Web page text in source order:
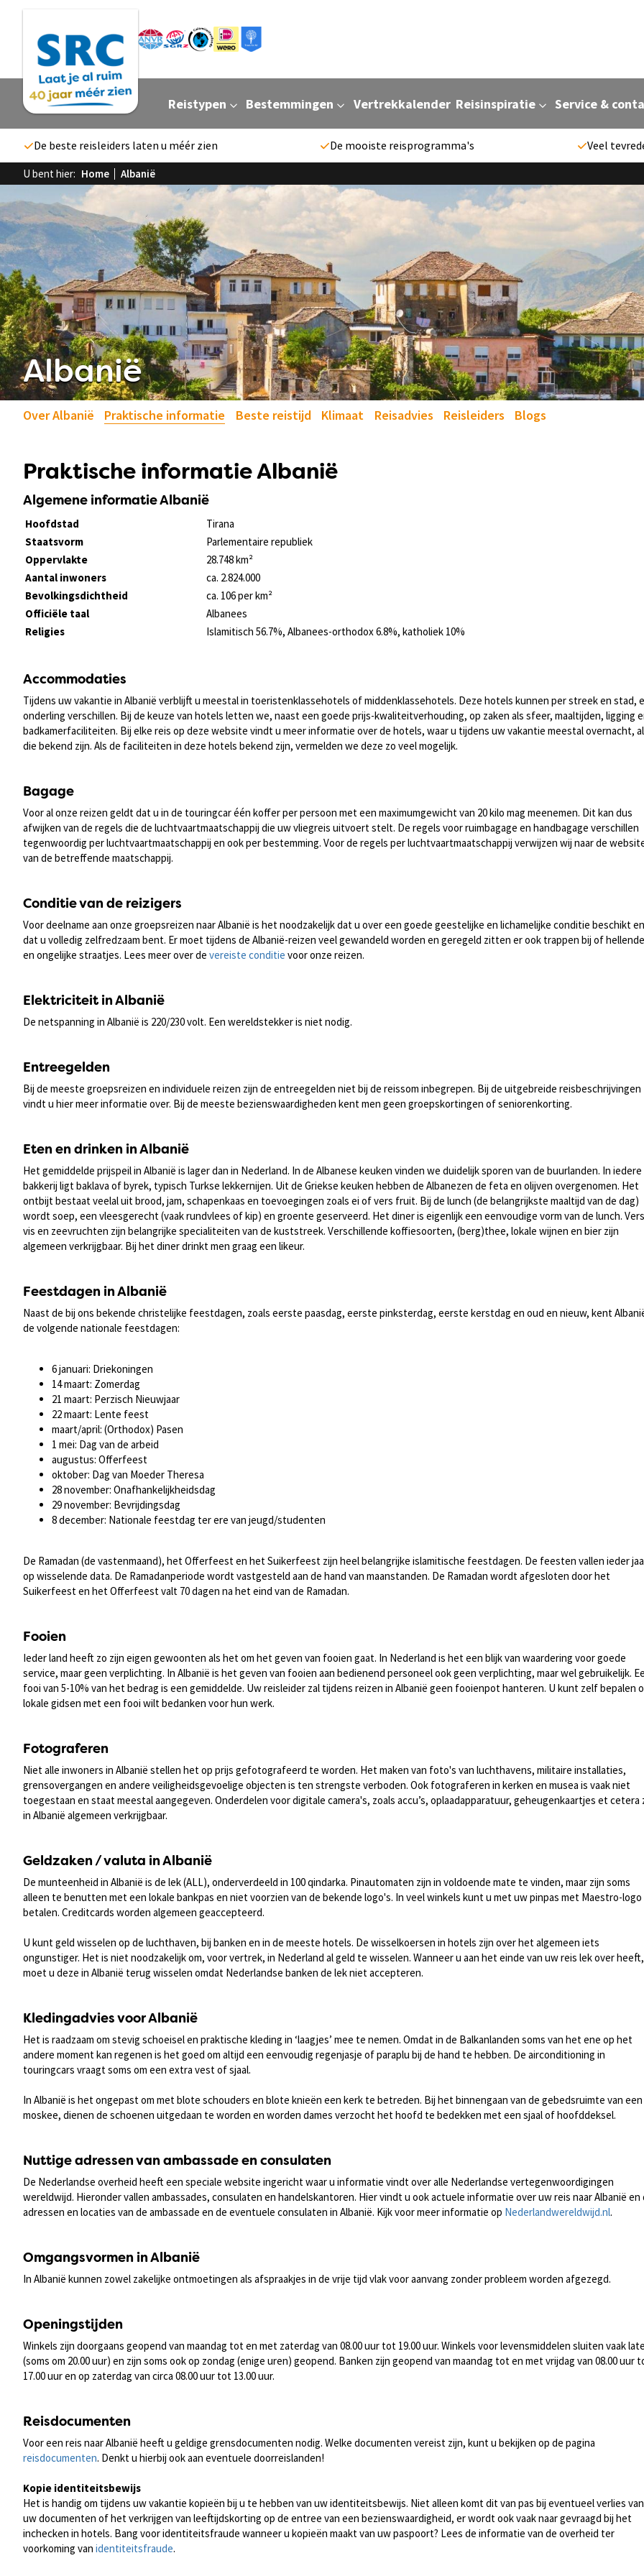
Reistypen Bestemmingen Vertrekkalender Reisinspiratie Service &
De beste reisleiders laten u méér zien De mooiste reisprogramma's Veel
U bent hier: Home Albanië
Albanië
Over Albanië Praktische informatie Beste reistijd Klimaat Reisadvies Reisleiders Blogs
Praktische informatie Albanië
Algemene informatie Albanië
Hoofdstad
Tirana
Staatsvorm
Parlementaire republiek
Oppervlakte
28.748 km²
Aantal inwoners
ca. 2.824.000
Bevolkingsdichtheid
ca. 106 per km²
Officiële taal
Albanees
Religies
Islamitisch 56.7%, Albanees-orthodox 6.8%, katholiek 10%
Accommodaties
Tijdens uw vakantie in Albanië verblijft u meestal in toeristenklassehotels of middenklassehotels. Deze hotels kunnen per streek en stad,
onderling verschillen. Bij de keuze van hotels letten we, naast een goede prijs-kwaliteitverhouding, op zaken als sfeer, maaltijden, ligging
badkamerfaciliteiten. Bij elke reis op deze website vindt u meer informatie over de hotels, waar u tijdens uw vakantie meestal overnacht,
die bekend zijn. Als de faciliteiten in deze hotels bekend zijn, vermelden we deze zo veel mogelijk.
Bagage
Voor al onze reizen geldt dat u in de touringcar één koffer per persoon met een maximumgewicht van 20 kilo mag meenemen. Dit kan dus
afwijken van de regels die de luchtvaartmaatschappij die uw vliegreis uitvoert stelt. De regels voor ruimbagage en handbagage verschillen
tegenwoordig per luchtvaartmaatschappij en ook per bestemming. Voor de regels per luchtvaartmaatschappij verwijzen wij naar de
van de betreffende maatschappij.
Conditie van de reizigers
Voor deelname aan onze groepsreizen naar Albanië is het noodzakelijk dat u over een goede geestelijke en lichamelijke conditie beschikt en
dat u volledig zelfredzaam bent. Er moet tijdens de Albanië-reizen veel gewandeld worden en geregeld zitten er ook trappen bij of hellende
en ongelijke straatjes. Lees meer over de vereiste conditie voor onze reizen.
Elektriciteit in Albanië
De netspanning in Albanië is 220/230 volt. Een wereldstekker is niet nodig.
Entreegelden
Bij de meeste groepsreizen en individuele reizen zijn de entreegelden niet bij de reissom inbegrepen. Bij de uitgebreide reisbeschrijvingen
vindt u hier meer informatie over. Bij de meeste bezienswaardigheden kent men geen groepskortingen of seniorenkorting.
Eten en drinken in Albanië
Het gemiddelde prijspeil in Albanië is lager dan in Nederland. In de Albanese keuken vinden we duidelijk sporen van de buurlanden. In iedere
bakkerij ligt baklava of byrek, typisch Turkse lekkernijen. Uit de Griekse keuken hebben de Albanezen de feta en olijven overgenomen. Het
ontbijt bestaat veelal uit brood, jam, schapenkaas en toevoegingen zoals ei of vers fruit. Bij de lunch (de belangrijkste maaltijd van de dag)
wordt soep, een vleesgerecht (vaak rundvlees of kip) en groente geserveerd. Het diner is eigenlijk een eenvoudige vorm van de lunch.
vis en zeevruchten zijn belangrijke specialiteiten van de kuststreek. Verschillende koffiesoorten, (berg)thee, lokale wijnen en bier zijn
algemeen verkrijgbaar. Bij het diner drinkt men graag een likeur.
Feestdagen in Albanië
Naast de bij ons bekende christelijke feestdagen, zoals eerste paasdag, eerste pinksterdag, eerste kerstdag en oud en nieuw, kent
de volgende nationale feestdagen:
6 januari: Driekoningen
14 maart: Zomerdag
21 maart: Perzisch Nieuwjaar
22 maart: Lente feest
maart/april: (Orthodox) Pasen
1 mei: Dag van de arbeid
augustus: Offerfeest
oktober: Dag van Moeder Theresa
28 november: Onafhankelijkheidsdag
29 november: Bevrijdingsdag
8 december: Nationale feestdag ter ere van jeugd/studenten
De Ramadan (de vastenmaand), het Offerfeest en het Suikerfeest zijn heel belangrijke islamitische feestdagen. De feesten vallen ieder
op wisselende data. De Ramadanperiode wordt vastgesteld aan de hand van maanstanden. De Ramadan wordt afgesloten door het
Suikerfeest en het Offerfeest valt 70 dagen na het eind van de Ramadan.
Fooien
Ieder land heeft zo zijn eigen gewoonten als het om het geven van fooien gaat. In Nederland is het een blijk van waardering voor goede
service, maar geen verplichting. In Albanië is het geven van fooien aan bedienend personeel ook geen verplichting, maar wel gebruikelijk.
fooi van 5-10% van het bedrag is een gemiddelde. Uw reisleider zal tijdens reizen in Albanië geen fooienpot hanteren. U kunt zelf bepalen
lokale gidsen met een fooi wilt bedanken voor hun werk.
Fotograferen
Niet alle inwoners in Albanië stellen het op prijs gefotografeerd te worden. Het maken van foto's van luchthavens, militaire installaties,
grensovergangen en andere veiligheidsgevoelige objecten is ten strengste verboden. Ook fotograferen in kerken en musea is vaak niet
toegestaan en staat meestal aangegeven. Onderdelen voor digitale camera's, zoals accu’s, oplaadapparatuur, geheugenkaartjes et cetera
in Albanië algemeen verkrijgbaar.
Geldzaken / valuta in Albanië
De munteenheid in Albanië is de lek (ALL), onderverdeeld in 100 qindarka. Pinautomaten zijn in voldoende mate te vinden, maar zijn soms
alleen te benutten met een lokale bankpas en niet voorzien van de bekende logo's. In veel winkels kunt u met uw pinpas met Maestro-logo
betalen. Creditcards worden algemeen geaccepteerd.
U kunt geld wisselen op de luchthaven, bij banken en in de meeste hotels. De wisselkoersen in hotels zijn over het algemeen iets
ongunstiger. Het is niet noodzakelijk om, voor vertrek, in Nederland al geld te wisselen. Wanneer u aan het einde van uw reis lek over heeft,
moet u deze in Albanië terug wisselen omdat Nederlandse banken de lek niet accepteren.
Kledingadvies voor Albanië
Het is raadzaam om stevig schoeisel en praktische kleding in ‘laagjes’ mee te nemen. Omdat in de Balkanlanden soms van het ene op het
andere moment kan regenen is het goed om altijd een eenvoudig regenjasje of paraplu bij de hand te hebben. De airconditioning in
touringcars vraagt soms om een extra vest of sjaal.
In Albanië is het ongepast om met blote schouders en blote knieën een kerk te betreden. Bij het binnengaan van de gebedsruimte van een
moskee, dienen de schoenen uitgedaan te worden en worden dames verzocht het hoofd te bedekken met een sjaal of hoofddeksel.
Nuttige adressen van ambassade en consulaten
De Nederlandse overheid heeft een speciale website ingericht waar u informatie vindt over alle Nederlandse vertegenwoordigingen
wereldwijd. Hieronder vallen ambassades, consulaten en handelskantoren. Hier vindt u ook actuele informatie over uw reis naar Albanië en
adressen en locaties van de ambassade en de eventuele consulaten in Albanië. Kijk voor meer informatie op Nederlandwereldwijd.nl.
Omgangsvormen in Albanië
In Albanië kunnen zowel zakelijke ontmoetingen als afspraakjes in de vrije tijd vlak voor aanvang zonder probleem worden afgezegd.
Openingstijden
Winkels zijn doorgaans geopend van maandag tot en met zaterdag van 08.00 uur tot 19.00 uur. Winkels voor levensmiddelen sluiten vaak
(soms om 20.00 uur) en zijn soms ook op zondag (enige uren) geopend. Banken zijn geopend van maandag tot en met vrijdag van 08.00 uur
17.00 uur en op zaterdag van circa 08.00 uur tot 13.00 uur.
Reisdocumenten
Voor een reis naar Albanië heeft u geldige grensdocumenten nodig. Welke documenten vereist zijn, kunt u bekijken op de pagina
reisdocumenten. Denkt u hierbij ook aan eventuele doorreislanden!
Kopie identiteitsbewijs
Het is handig om tijdens uw vakantie kopieën bij u te hebben van uw identiteitsbewijs. Niet alleen komt dit van pas bij eventueel verlies van
uw documenten of het verkrijgen van leeftijdskorting op de entree van een bezienswaardigheid, er wordt ook vaak naar gevraagd bij het
inchecken in hotels. Bang voor identiteitsfraude wanneer u kopieën maakt van uw paspoort? Lees de informatie van de overheid ter
voorkoming van identiteitsfraude.